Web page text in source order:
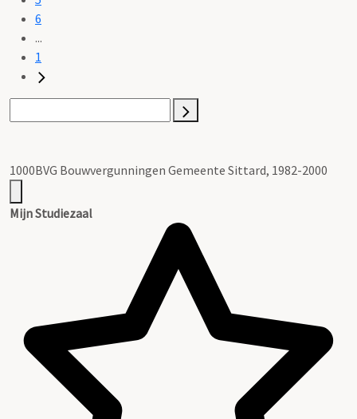
6
...
1
1000BVG Bouwvergunningen Gemeente Sittard, 1982-2000
Mijn Studiezaal